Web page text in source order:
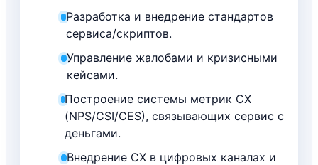
Разработка и внедрение стандартов
сервиса/скриптов.
Управление жалобами и кризисными
кейсами.
Построение системы метрик CX
(NPS/CSI/CES), связывающих сервис с
деньгами.
Внедрение CX в цифровых каналах и